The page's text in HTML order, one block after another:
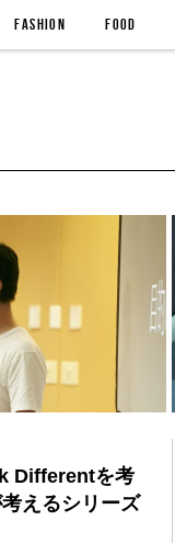
FASHION FOOD
Differentを考
えるシリーズ